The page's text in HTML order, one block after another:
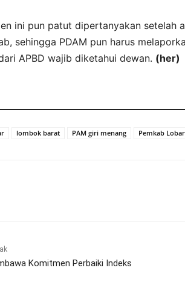
ini pun patut dipertanyakan setelah
sehingga PDAM pun harus
APBD wajib diketahui dewan. (her)
lombok barat PAM giri menang Pemkab Lobar
Komitmen Perbaiki Indeks